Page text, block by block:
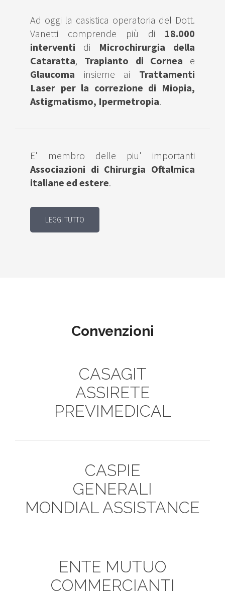
Ad oggi la casistica operatoria del Dott.
Vanetti comprende più di 18.000
interventi di Microchirurgia della
Cataratta, Trapianto di Cornea e
Glaucoma insieme ai Trattamenti
Laser per la correzione di Miopia,
Astigmatismo, Ipermetropia.
E' membro delle piu' importanti
Associazioni di Chirurgia Oftalmica
italiane ed estere.
LEGGI TUTTO
Convenzioni
CASAGIT
ASSIRETE
PREVIMEDICAL
CASPIE
GENERALI
MONDIAL ASSISTANCE
ENTE MUTUO
COMMERCIANTI